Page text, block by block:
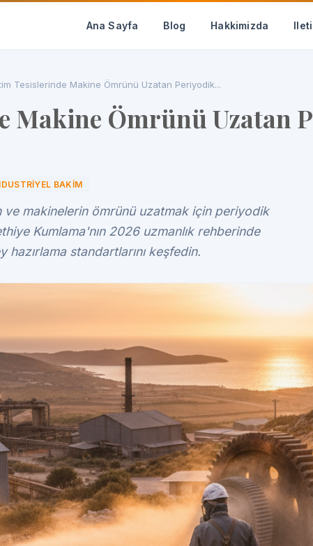
Ana Sayfa Blog Hakkimizda
Tesislerinde Makine Ömrünü Uzatan Periyodik...
Makine Ömrünü Uzatan
BAKIM
makinelerin ömrünü uzatmak için periyodik
Kumlama'nın 2026 uzmanlık rehberinde
standartlarını keşfedin.